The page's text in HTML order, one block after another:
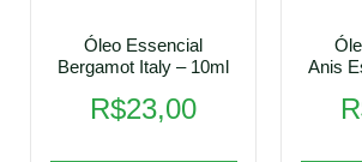
Óleo Essencial
Bergamot Italy – 10ml
R$23,00
Anis